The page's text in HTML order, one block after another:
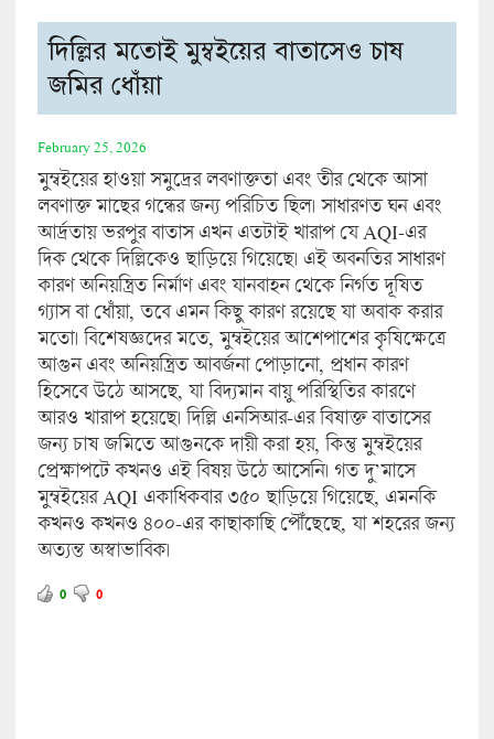
দিল্লির মতোই মুম্বইয়ের বাতাসেও চাষ
জমির ধোঁয়া
February 25, 2026
মুম্বইয়ের হাওয়া সমুদ্রের লবণাক্ততা এবং তীর থেকে আসা
লবণাক্ত মাছের গন্ধের জন্য পরিচিত ছিল। সাধারণত ঘন এবং
আর্দ্রতায় ভরপুর বাতাস এখন এতটাই খারাপ যে AQI-এর
দিক থেকে দিল্লিকেও ছাড়িয়ে গিয়েছে। এই অবনতির সাধারণ
কারণ অনিয়ন্ত্রিত নির্মাণ এবং যানবাহন থেকে নির্গত দূষিত
গ্যাস বা ধোঁয়া, তবে এমন কিছু কারণ রয়েছে যা অবাক করার
মতো। বিশেষজ্ঞদের মতে, মুম্বইয়ের আশেপাশের কৃষিক্ষেত্রে
আগুন এবং অনিয়ন্ত্রিত আবর্জনা পোড়ানো, প্রধান কারণ
হিসেবে উঠে আসছে, যা বিদ্যমান বায়ু পরিস্থিতির কারণে
আরও খারাপ হয়েছে। দিল্লি এনসিআর-এর বিষাক্ত বাতাসের
জন্য চাষ জমিতে আগুনকে দায়ী করা হয়, কিন্তু মুম্বইয়ের
প্রেক্ষাপটে কখনও এই বিষয় উঠে আসেনি। গত দু’মাসে
মুম্বইয়ের AQI একাধিকবার ৩৫০ ছাড়িয়ে গিয়েছে, এমনকি
কখনও কখনও ৪০০-এর কাছাকাছি পৌঁছেছে, যা শহরের জন্য
অত্যন্ত অস্বাভাবিক।
0 0